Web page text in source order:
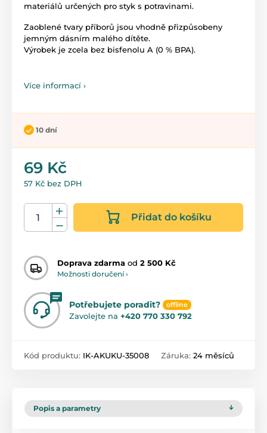
materiálů určených pro styk s potravinami.
Zaoblené tvary příborů jsou vhodně přizpůsobeny
jemným dásním malého dítěte.
Výrobek je zcela bez bisfenolu A (0 % BPA).
Více informací ›
10 dní
69 Kč
57 Kč bez DPH
Přidat do košíku
Doprava zdarma od 2 500 Kč
Možnosti doručení ›
Potřebujete poradit? offline
Zavolejte na +420 770 330 792
Kód produktu: IK-AKUKU-35008 Záruka: 24 měsíců
Popis a parametry